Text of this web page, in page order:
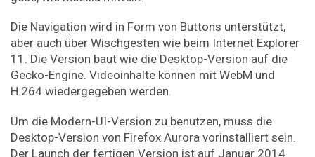
Die Navigation wird in Form von Buttons unterstützt,
aber auch über Wischgesten wie beim Internet Explorer
11. Die Version baut wie die Desktop-Version auf die
Gecko-Engine. Videoinhalte können mit WebM und
H.264 wiedergegeben werden.
Um die Modern-UI-Version zu benutzen, muss die
Desktop-Version von Firefox Aurora vorinstalliert sein.
Der Launch der fertigen Version ist auf Januar 2014